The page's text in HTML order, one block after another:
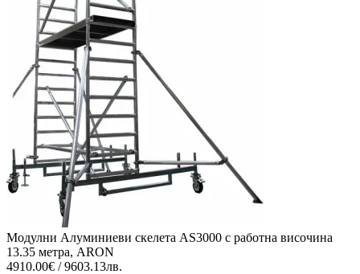
Модулни Алуминиеви скелета AS3000 с работна височина
13.35 метра, ARON
4910.00€ / 9603.13лв.